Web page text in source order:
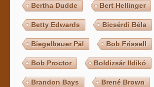
Bertha Dudde Bert Hellinger
Betty Edwards Bicsérdi Béla
Biegelbauer Pál Bob Frissell
Bob Proctor Boldizsár Ildikó
Brandon Bays Brené Brown